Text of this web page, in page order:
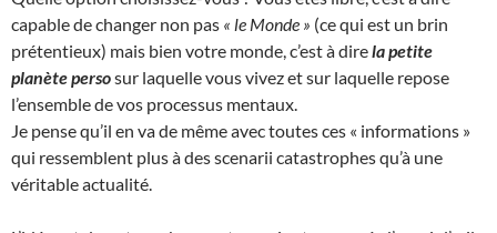
capable de changer non pas « le Monde » (ce qui est un brin
prétentieux) mais bien votre monde, c’est à direla petite
planète persosur laquelle vous vivez et sur laquelle repose
l’ensemble de vos processus mentaux.
Je pense qu’il en va de même avec toutes ces « informations »
qui ressemblent plus à des scenarii catastrophes qu’à une
véritable actualité.